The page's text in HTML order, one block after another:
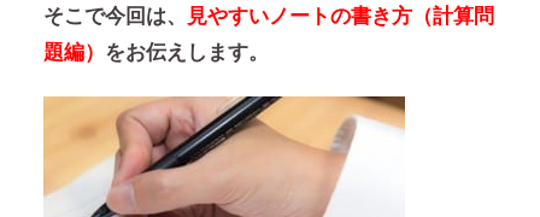
そこで今回は、
見やすいノートの書き方（計算問
題編） をお伝えします。